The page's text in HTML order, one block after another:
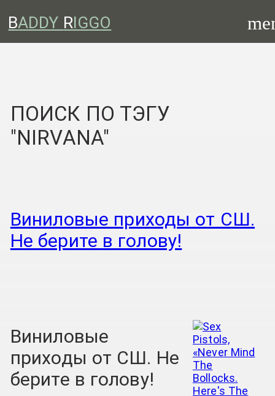
BADDY RIGGO
ПОИСК ПО ТЭГУ
"NIRVANA"
Виниловые приходы от СШ.
Не берите в голову!
Виниловые
приходы от СШ. Не
берите в голову!